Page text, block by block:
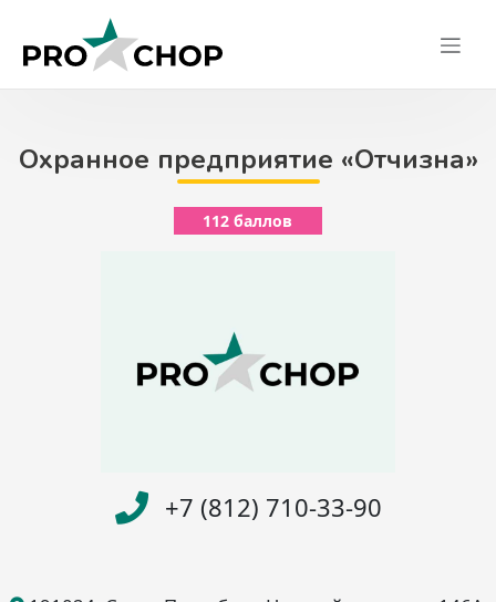
content
Охранное предприятие «Отчизна»
112 баллов
+7 (812) 710-33-90